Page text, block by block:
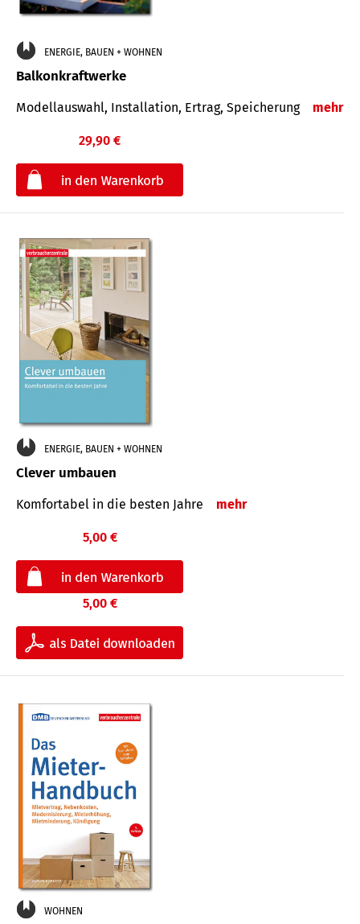
ENERGIE, BAUEN + WOHNEN
Balkonkraftwerke
Modellauswahl, Installation, Ertrag, Speicherung mehr
29,90 €
ENERGIE, BAUEN + WOHNEN
Clever umbauen
Komfortabel in die besten Jahre mehr
5,00 €
5,00 €
WOHNEN